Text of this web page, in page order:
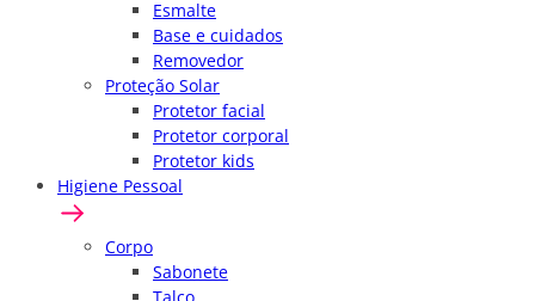
Esmalte
Base e cuidados
Removedor
Proteção Solar
Protetor facial
Protetor corporal
Protetor kids
Higiene Pessoal
Corpo
Sabonete